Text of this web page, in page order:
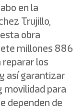
en la
Trujillo,
obra
millones 886
los
así garantizar
movilidad para
dependen de